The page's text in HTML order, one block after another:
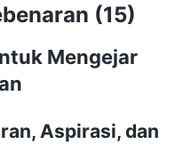
(15)
Mengejar
Aspirasi, dan